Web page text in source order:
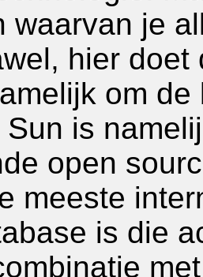
waarvan je
hier doet
om
is
open
meeste
is die